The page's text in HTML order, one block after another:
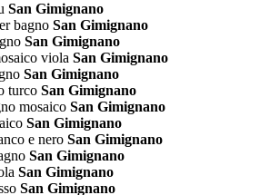
San Gimignano
bagno San Gimignano
San Gimignano
viola San Gimignano
San Gimignano
turco San Gimignano
mosaico San Gimignano
San Gimignano
e nero San Gimignano
San Gimignano
San Gimignano
San Gimignano